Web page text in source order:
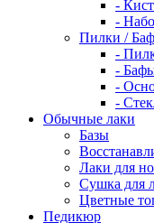
-
-
Пилки /
-
-
-
-
Обычные лаки
Базы
Лаки для
Сушка для
Цветные
Педикюр